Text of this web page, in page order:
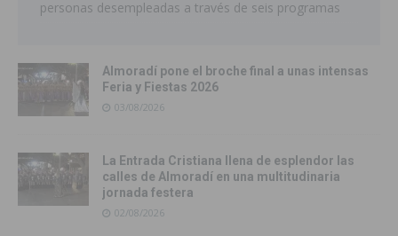
personas desempleadas a través de seis programas
Almoradí pone el broche final a unas intensas
Feria y Fiestas 2026
03/08/2026
La Entrada Cristiana llena de esplendor las
calles de Almoradí en una multitudinaria
jornada festera
02/08/2026